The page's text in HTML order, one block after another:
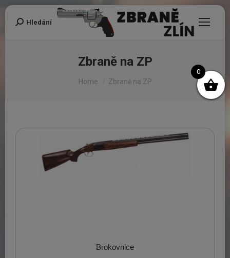
Search:
Hledání
Zbraně na ZP
You are here:
Home Zbraně na ZP
Brokovnice
0